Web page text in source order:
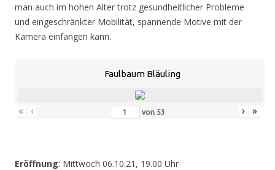
man auch im hohen Alter trotz gesundheitlicher Probleme
und eingeschränkter Mobilität, spannende Motive mit der
Kamera einfangen kann.
Faulbaum Bläuling
« ‹ von 53 › »
Eröffnung: Mittwoch 06.10.21, 19.00 Uhr